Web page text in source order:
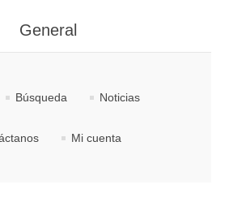
General
Búsqueda Noticias
Mi cuenta